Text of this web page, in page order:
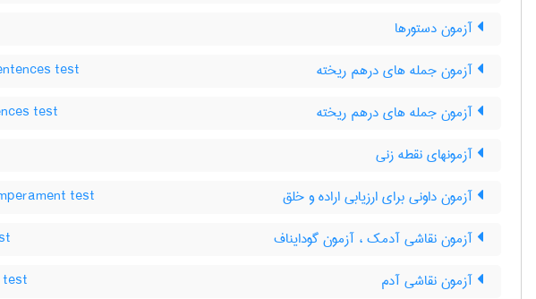
آزمون دستورها
آزمون جمله های درهم ریخته test
آزمون جمله های درهم ریخته test
آزمونهای نقطه زنی
آزمون داونی برای ارزیابی اراده و خلق test
آزمون نقاشی آدمک ، آزمون گودایناف
آزمون نقاشی آدم